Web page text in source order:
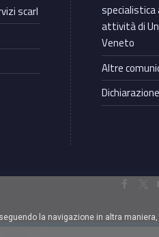
scarl
specialistica
attività di
Veneto
Altre
Facebook Unioncamere Veneto
Twitter
la navigazione in altra maniera,